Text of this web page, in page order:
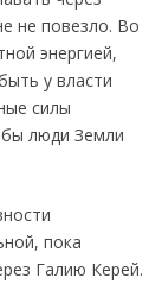
не повезло. Во
энергией,
у власти
силы
люди Земли
пока
Галию Керей.